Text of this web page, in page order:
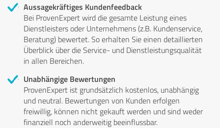
Aussagekräftiges Kundenfeedback
Bei ProvenExpert wird die gesamte Leistung eines
Dienstleisters oder Unternehmens (z.B. Kundenservice,
Beratung) bewertet. So erhalten Sie einen detaillierten
Überblick über die Service- und Dienstleistungsqualität
in allen Bereichen.
Unabhängige Bewertungen
ProvenExpert ist grundsätzlich kostenlos, unabhängig
und neutral. Bewertungen von Kunden erfolgen
freiwillig, können nicht gekauft werden und sind weder
finanziell noch anderweitig beeinflussbar.